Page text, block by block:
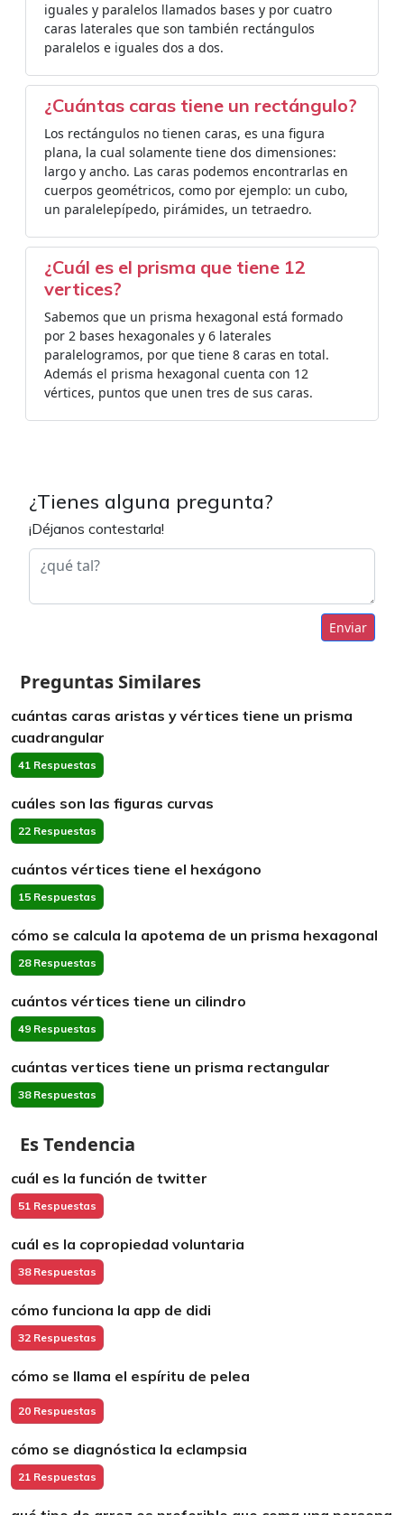
iguales y paralelos llamados bases y por cuatro
caras laterales que son también rectángulos
paralelos e iguales dos a dos.
¿Cuántas caras tiene un rectángulo?
Los rectángulos no tienen caras, es una figura
plana, la cual solamente tiene dos dimensiones:
largo y ancho. Las caras podemos encontrarlas en
cuerpos geométricos, como por ejemplo: un cubo,
un paralelepípedo, pirámides, un tetraedro.
¿Cuál es el prisma que tiene 12
vertices?
Sabemos que un prisma hexagonal está formado
por 2 bases hexagonales y 6 laterales
paralelogramos, por que tiene 8 caras en total.
Además el prisma hexagonal cuenta con 12
vértices, puntos que unen tres de sus caras.
¿Tienes alguna pregunta?
¡Déjanos contestarla!
Enviar
Preguntas Similares
cuántas caras aristas y vértices tiene un prisma
cuadrangular
41 Respuestas
cuáles son las figuras curvas
22 Respuestas
cuántos vértices tiene el hexágono
15 Respuestas
cómo se calcula la apotema de un prisma hexagonal
28 Respuestas
cuántos vértices tiene un cilindro
49 Respuestas
cuántas vertices tiene un prisma rectangular
38 Respuestas
Es Tendencia
cuál es la función de twitter
51 Respuestas
cuál es la copropiedad voluntaria
38 Respuestas
cómo funciona la app de didi
32 Respuestas
cómo se llama el espíritu de pelea
20 Respuestas
cómo se diagnóstica la eclampsia
21 Respuestas